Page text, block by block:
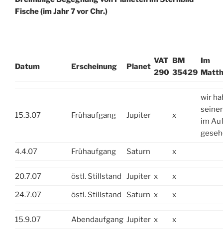
Fische (im Jahr 7 vor Chr.)
Datum Erscheinung Planet
VAT
290
BM
35429
Im
15.3.07 Frühaufgang Jupiter x
wir
im
4.4.07 Frühaufgang Saturn x
20.7.07 östl. Stillstand Jupiter x x
24.7.07 östl. Stillstand Saturn x x
15.9.07 Abendaufgang Jupiter x x